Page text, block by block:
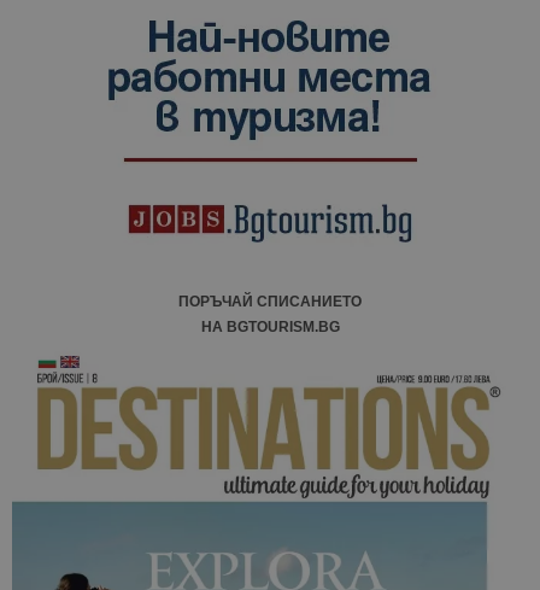
ПОРЪЧАЙ СПИСАНИЕТО
НА BGTOURISM.BG